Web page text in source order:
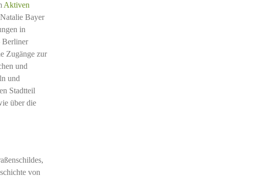
Aktiven
Bayer
in
Berliner
Zugänge zur
und
und
Stadtteil
über die
von